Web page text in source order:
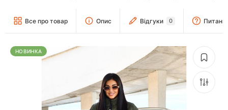
Все про товар Опис Відгуки 0
НОВИНКА